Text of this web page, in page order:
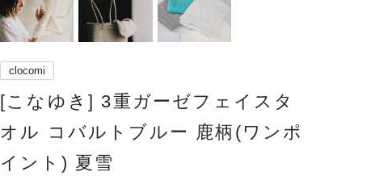
clocomi
[こなゆき] 3重ガーゼフェイスタ
オル コバルトブルー 鹿柄(ワンポ
イント) 夏雪